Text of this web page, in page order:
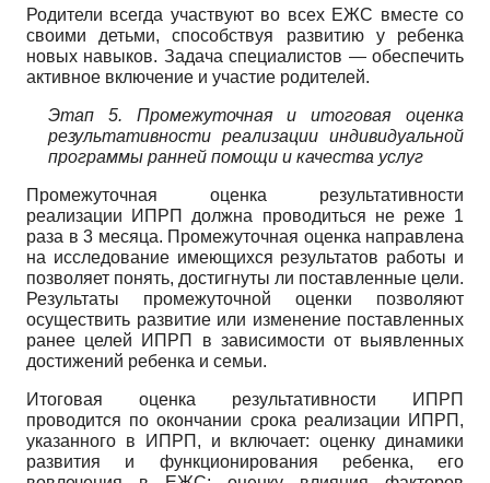
Родители всегда участвуют во всех ЕЖС вместе со
своими детьми, способствуя развитию у ребенка
новых навыков. Задача специалистов — обеспечить
активное включение и участие родителей.
Этап 5. Промежуточная и итоговая оценка
результативности реализации индивидуальной
программы ранней помощи и качества услуг
Промежуточная оценка результативности
реализации ИПРП должна проводиться не реже 1
раза в 3 месяца. Промежуточная оценка направлена
на исследование имеющихся результатов работы и
позволяет понять, достигнуты ли поставленные цели.
Результаты промежуточной оценки позволяют
осуществить развитие или изменение поставленных
ранее целей ИПРП в зависимости от выявленных
достижений ребенка и семьи.
Итоговая оценка результативности ИПРП
проводится по окончании срока реализации ИПРП,
указанного в ИПРП, и включает: оценку динамики
развития и функционирования ребенка, его